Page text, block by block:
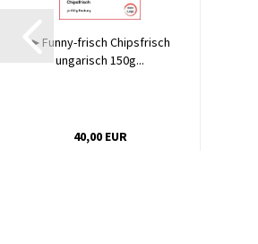
►Funny-frisch Chipsfrisch
ungarisch 150g...
40,00 EUR